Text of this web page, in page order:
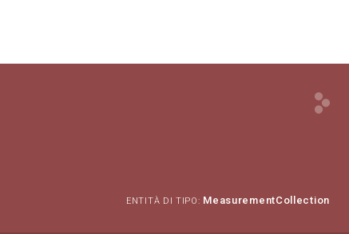
ENTITÀ DI TIPO: MeasurementCollection